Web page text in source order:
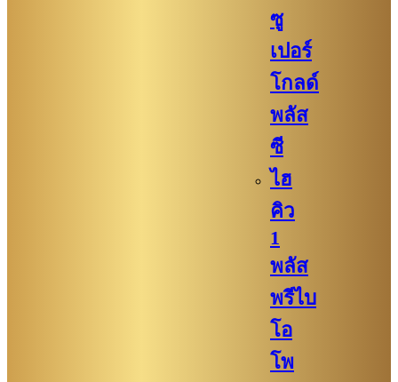
ซู
เปอร์
โกลด์
พลัส
ซี
ไฮ
คิว​
1
พลัส
พรีไบ
โอ
โพ